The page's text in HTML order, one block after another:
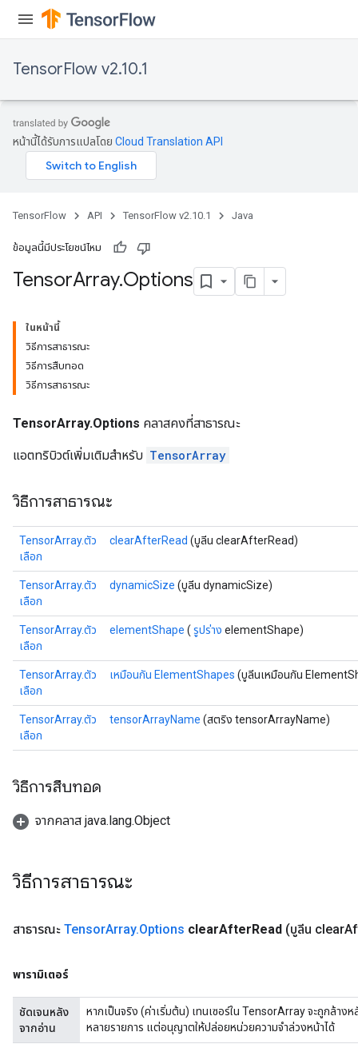
TensorFlow v2.10.1
หน้านี้ได้รับการแปลโดย Cloud Translation API
TensorFlow API TensorFlow v2.10.1 Java
ข้อมูลนี้มีประโยชน์ไหม
TensorArray.Options
ในหน้านี้
วิธีการสาธารณะ
วิธีการสืบทอด
วิธีการสาธารณะ
TensorArray.Options คลาสคงที่สาธารณะ
แอตทริบิวต์เพิ่มเติมสำหรับ TensorArray
วิธีการสาธารณะ
TensorArray.ตัว
เลือก
clearAfterRead (บูลีน clearAfterRead)
TensorArray.ตัว
เลือก
dynamicSize (บูลีน dynamicSize)
TensorArray.ตัว
เลือก
elementShape ( รูปร่าง elementShape)
TensorArray.ตัว
เลือก
เหมือนกัน ElementShapes (บูลีนเหมือนกัน
TensorArray.ตัว
เลือก
tensorArrayName (สตริง tensorArrayName)
วิธีการสืบทอด
จากคลาส java.lang.Object
วิธีการสาธารณะ
สาธารณะ TensorArray.Options clearAfterRead (บูลีน clear
พารามิเตอร์
ชัดเจนหลัง
จากอ่าน
หากเป็นจริง (ค่าเริ่มต้น) เทนเซอร์ใน TensorArray จะถูกล้าง
หลายรายการ แต่อนุญาตให้ปล่อยหน่วยความจำล่วงหน้าได้